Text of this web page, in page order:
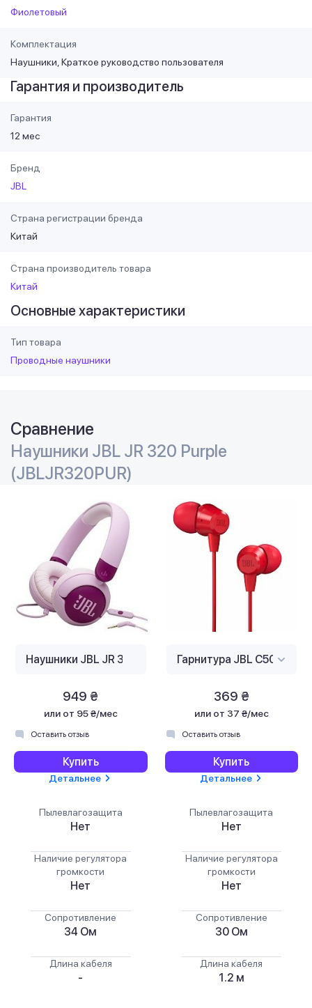
Фиолетовый
Комплектация
Наушники, Краткое руководство пользователя
Гарантия и производитель
Гарантия
12 мес
Бренд
JBL
Страна регистрации бренда
Китай
Страна производитель товара
Китай
Основные характеристики
Тип товара
Проводные наушники
Сравнение
Наушники JBL JR 320 Purple
(JBLJR320PUR)
949 ₴
или от 95 ₴/мес
Оставить отзыв
Купить
Детальнее
Пылевлагозащита
Нет
Наличие регулятора
громкости
Нет
Сопротивление
34 Ом
Длина кабеля
-
369 ₴
или от 37 ₴/мес
Оставить отзыв
Купить
Детальнее
Пылевлагозащита
Нет
Наличие регулятора
громкости
Нет
Сопротивление
30 Ом
Длина кабеля
1.2 м